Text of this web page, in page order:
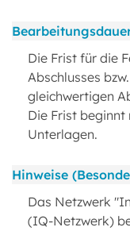
Die Frist für die
Abschlusses
gleichwertigen
Die Frist
Unterlagen.
Hinweise
Das Netzwerk
(IQ-Netzwerk)